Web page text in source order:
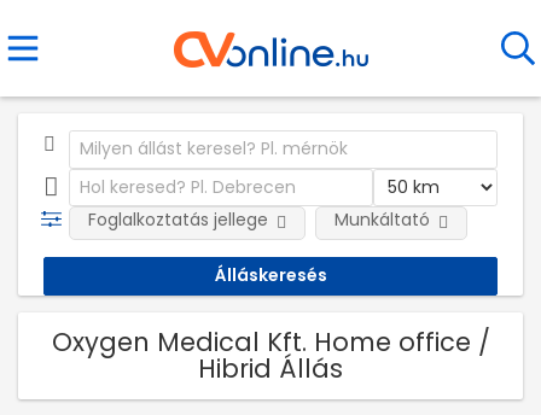
Foglalkoztatás jellege Munkáltató
Oxygen Medical Kft. Home office /
Hibrid Állás